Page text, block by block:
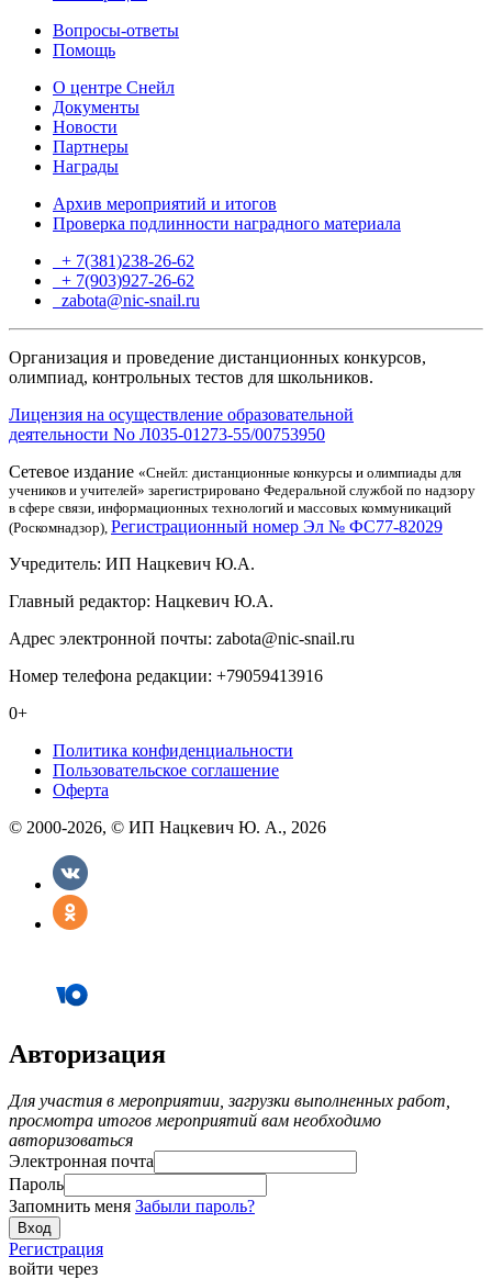
Вопросы-ответы
Помощь
О центре Снейл
Документы
Новости
Партнеры
Награды
Архив мероприятий и итогов
Проверка подлинности наградного материала
+ 7(381)238-26-62
+ 7(903)927-26-62
zabota@nic-snail.ru
Организация и проведение дистанционных конкурсов,
олимпиад, контрольных тестов для школьников.
Лицензия на осуществление образовательной
деятельности No Л035-01273-55/00753950
Сетевое издание «Снейл: дистанционные конкурсы и олимпиады для
учеников и учителей» зарегистрировано Федеральной службой по надзору
в сфере связи, информационных технологий и массовых коммуникаций
(Роскомнадзор), Регистрационный номер Эл № ФС77-82029
Учредитель: ИП Нацкевич Ю.А.
Главный редактор: Нацкевич Ю.А.
Адрес электронной почты: zabota@nic-snail.ru
Номер телефона редакции: +79059413916
0+
Политика конфиденциальности
Пользовательское соглашение
Оферта
© 2000-2026, © ИП Нацкевич Ю. А., 2026
Авторизация
Для участия в мероприятии, загрузки выполненных работ,
просмотра итогов мероприятий вам необходимо
авторизоваться
Электронная почта
Пароль
Запомнить меня Забыли пароль?
Регистрация
войти через